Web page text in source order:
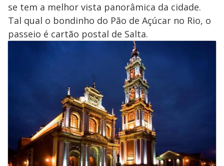
se tem a melhor vista panorâmica da cidade.
Tal qual o bondinho do Pão de Açúcar no Rio, o
passeio é cartão postal de Salta.